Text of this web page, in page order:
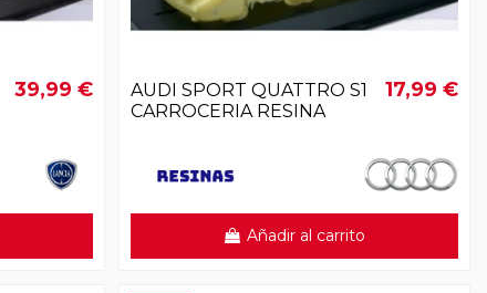
39,99 €
AUDI SPORT QUATTRO S1
CARROCERIA RESINA
17,99 €
Añadir al carrito